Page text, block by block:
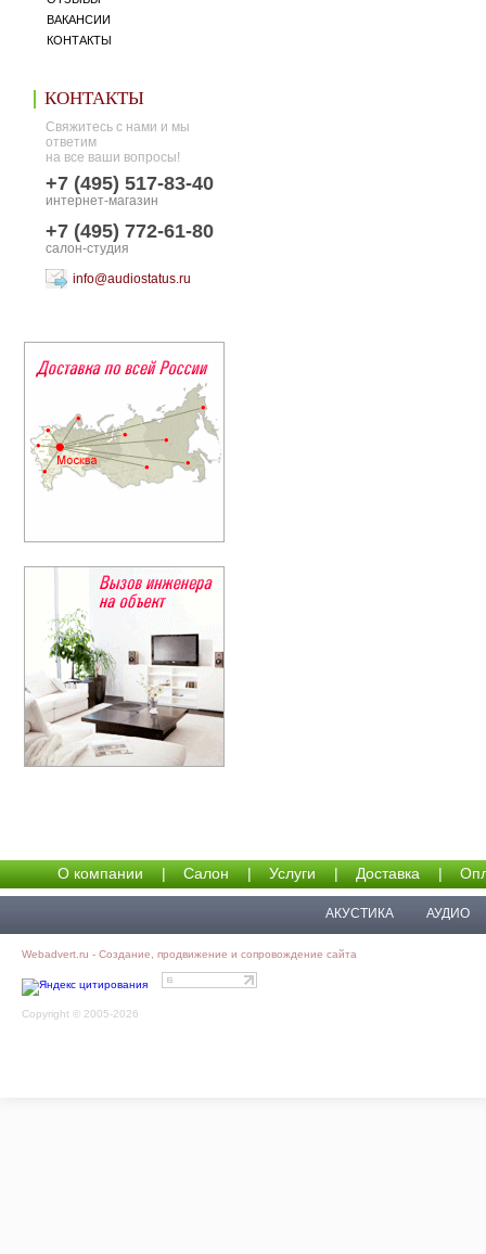
ВАКАНСИИ
КОНТАКТЫ
КОНТАКТЫ
Свяжитесь с нами и мы
ответим
на все ваши вопросы!
+7 (495) 517-83-40
интернет-магазин
+7 (495) 772-61-80
салон-студия
info@audiostatus.ru
О компании | Салон | Услуги | Доставка |
АКУСТИКА АУДИО
Webadvert.ru - Создание, продвижение и сопровождение сайта
Copyright © 2005-2026